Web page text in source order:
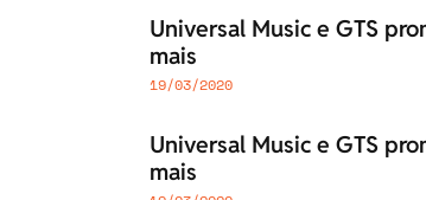
Universal Music e GTS
mais
19/03/2020
Universal Music e GTS
mais